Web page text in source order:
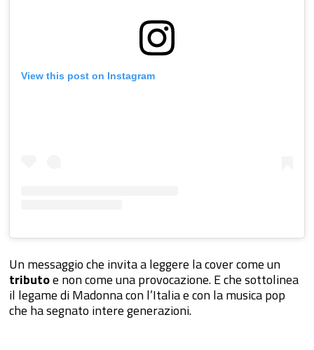
View this post on Instagram
Un messaggio che invita a leggere la cover come un
tributoe non come una provocazione. E che sottolinea
il legame di Madonna con l’Italia e con la musica pop
che ha segnato intere generazioni.